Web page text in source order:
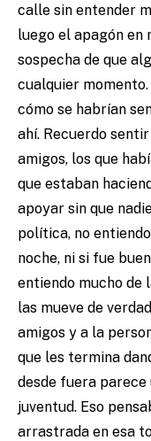
calle sin entender
luego el apagón en
sospecha de que
cualquier momento.
cómo se habrían
ahí. Recuerdo
amigos, los que
que estaban
apoyar sin que
política, no
noche, ni si fue
entiendo mucho de
las mueve de
amigos y a la
que les termina
desde fuera
juventud. Eso
arrastrada en esa